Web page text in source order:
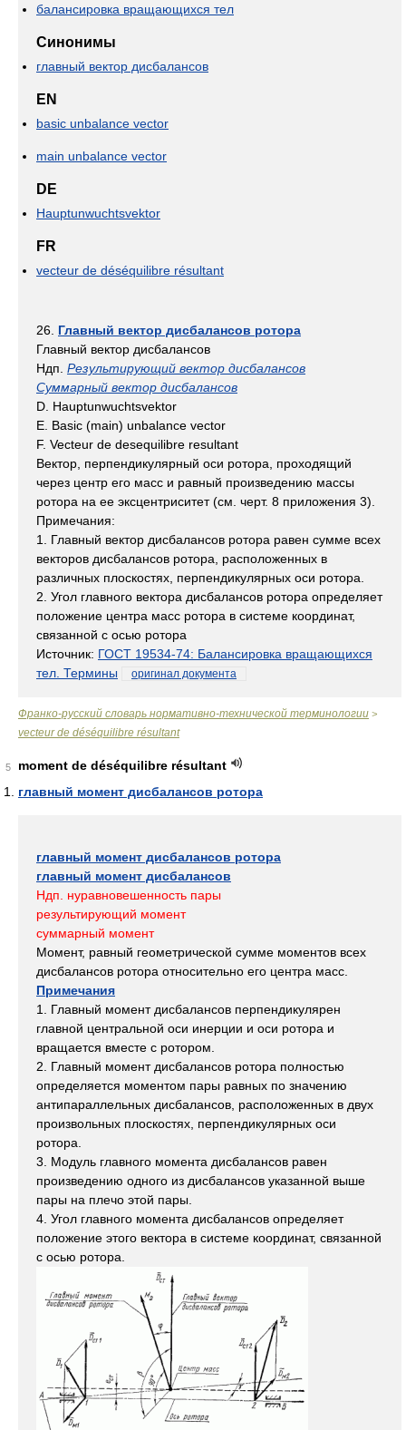
балансировка вращающихся тел
Синонимы
главный вектор дисбалансов
EN
basic unbalance vector
main unbalance vector
DE
Hauptunwuchtsvektor
FR
vecteur de déséquilibre résultant
26. Главный вектор дисбалансов ротора
Главный вектор дисбалансов
Ндп. Результирующий вектор дисбалансов
Суммарный вектор дисбалансов
D. Hauptunwuchtsvektor
Е. Basic (main) unbalance vector
F. Vecteur de desequilibre resultant
Вектор, перпендикулярный оси ротора, проходящий
через центр его масс и равный произведению массы
ротора на ее эксцентриситет (см. черт. 8 приложения 3).
Примечания:
1. Главный вектор дисбалансов ротора равен сумме всех
векторов дисбалансов ротора, расположенных в
различных плоскостях, перпендикулярных оси ротора.
2. Угол главного вектора дисбалансов ротора определяет
положение центра масс ротора в системе координат,
связанной с осью ротора
Источник: ГОСТ 19534-74: Балансировка вращающихся
тел. Термины
оригинал документа
Франко-русский словарь нормативно-технической терминологии >
vecteur de déséquilibre résultant
5
moment de déséquilibre résultant
главный момент дисбалансов ротора
главный момент дисбалансов ротора
главный момент дисбалансов
Ндп. нуравновешенность пары
результирующий момент
суммарный момент
Момент, равный геометрической сумме моментов всех
дисбалансов ротора относительно его центра масс.
Примечания
1. Главный момент дисбалансов перпендикулярен
главной центральной оси инерции и оси ротора и
вращается вместе с ротором.
2. Главный момент дисбалансов ротора полностью
определяется моментом пары равных по значению
антипараллельных дисбалансов, расположенных в двух
произвольных плоскостях, перпендикулярных оси
ротора.
3. Модуль главного момента дисбалансов равен
произведению одного из дисбалансов указанной выше
пары на плечо этой пары.
4. Угол главного момента дисбалансов определяет
положение этого вектора в системе координат, связанной
с осью ротора.